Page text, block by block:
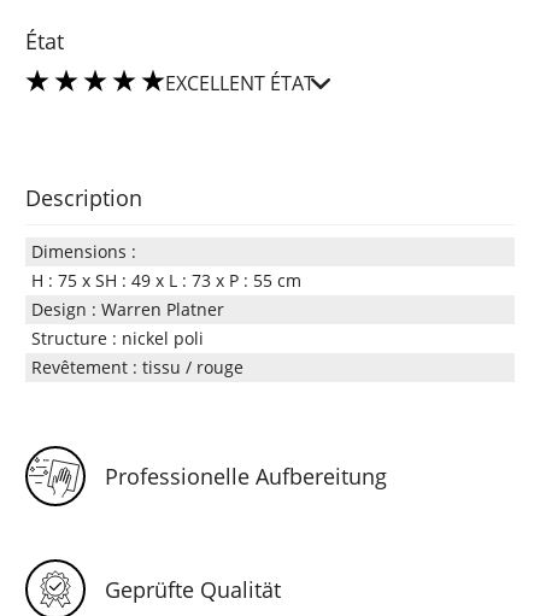
État
EXCELLENT ÉTAT
Description
Dimensions :
H : 75 x SH : 49 x L : 73 x P : 55 cm
Design : Warren Platner
Structure : nickel poli
Revêtement : tissu / rouge
Professionelle Aufbereitung
Geprüfte Qualität